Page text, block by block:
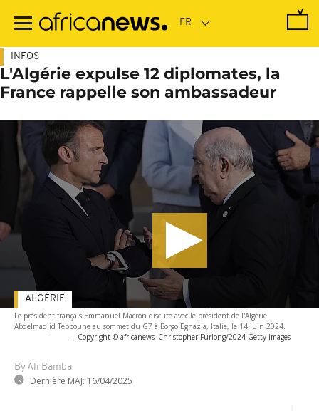
contenu
INFOS
L'Algérie expulse 12 diplomates, la
France rappelle son ambassadeur
Le président français Emmanuel Macron discute avec le président de l'Algérie
Abdelmadjid Tebboune au sommet du G7 à Borgo Egnazia, Italie, le 14 juin 2024.
- Copyright © africanews Christopher Furlong/2024 Getty Images
By Ali Bamba
Dernière MAJ: 16/04/2025
ALGÉRIE